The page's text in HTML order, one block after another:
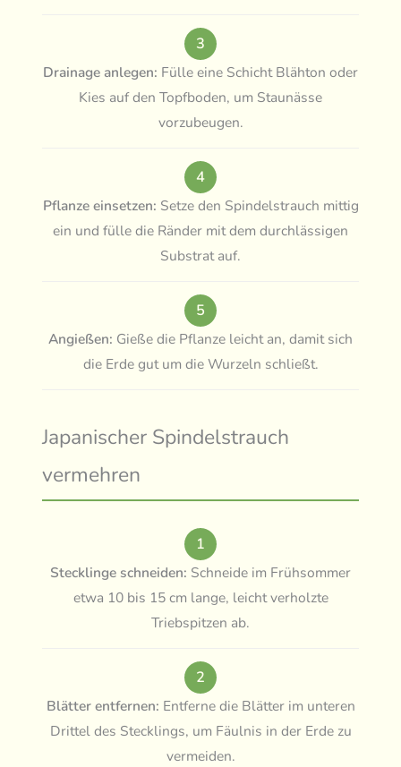
3
Drainage anlegen: Fülle eine Schicht Blähton oder
Kies auf den Topfboden, um Staunässe
vorzubeugen.
4
Pflanze einsetzen: Setze den Spindelstrauch mittig
ein und fülle die Ränder mit dem durchlässigen
Substrat auf.
5
Angießen: Gieße die Pflanze leicht an, damit sich
die Erde gut um die Wurzeln schließt.
Japanischer Spindelstrauch
vermehren
1
Stecklinge schneiden: Schneide im Frühsommer
etwa 10 bis 15 cm lange, leicht verholzte
Triebspitzen ab.
2
Blätter entfernen: Entferne die Blätter im unteren
Drittel des Stecklings, um Fäulnis in der Erde zu
vermeiden.